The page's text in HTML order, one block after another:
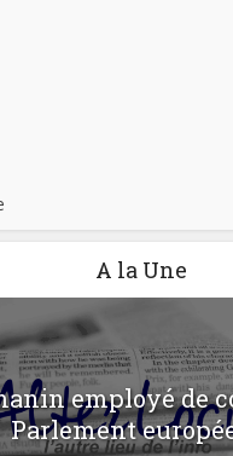
A la Une
employé de
Parlement